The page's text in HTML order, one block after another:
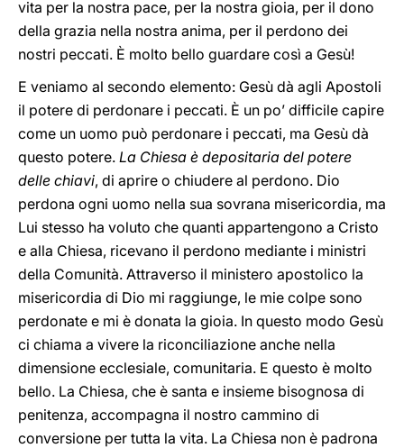
vita per la nostra pace, per la nostra gioia, per il dono
della grazia nella nostra anima, per il perdono dei
nostri peccati. È molto bello guardare così a Gesù!
E veniamo al secondo elemento: Gesù dà agli Apostoli
il potere di perdonare i peccati. È un po’ difficile capire
come un uomo può perdonare i peccati, ma Gesù dà
questo potere. La Chiesa è depositaria del potere
delle chiavi, di aprire o chiudere al perdono. Dio
perdona ogni uomo nella sua sovrana misericordia, ma
Lui stesso ha voluto che quanti appartengono a Cristo
e alla Chiesa, ricevano il perdono mediante i ministri
della Comunità. Attraverso il ministero apostolico la
misericordia di Dio mi raggiunge, le mie colpe sono
perdonate e mi è donata la gioia. In questo modo Gesù
ci chiama a vivere la riconciliazione anche nella
dimensione ecclesiale, comunitaria. E questo è molto
bello. La Chiesa, che è santa e insieme bisognosa di
penitenza, accompagna il nostro cammino di
conversione per tutta la vita. La Chiesa non è padrona